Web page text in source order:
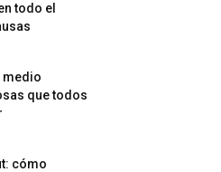
todo el
medio
que todos
cómo